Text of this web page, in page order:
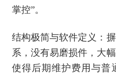
掌控”。
结构极简与软件定义：
系，没有易磨损件，大
使得后期维护费用与普